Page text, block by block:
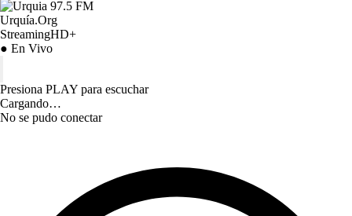
Urquía.Org
StreamingHD+
● En Vivo
Presiona PLAY para escuchar
Cargando…
No se pudo conectar